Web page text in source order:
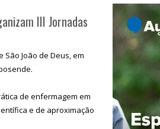
III Jornadas
São João de Deus, em
de enfermagem em
e de aproximação